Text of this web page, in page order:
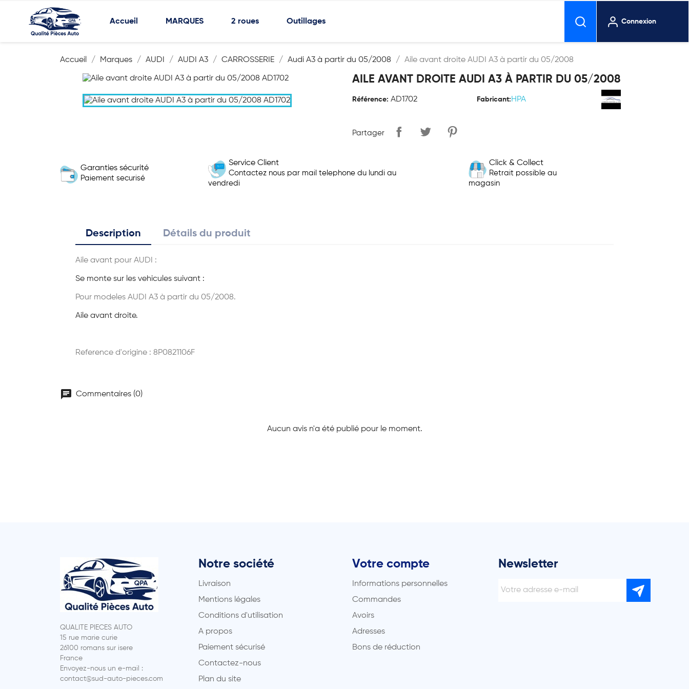
Accueil MARQUES 2 roues Outillages Connexion
Accueil Marques AUDI AUDI A3 CARROSSERIE Audi A3 à partir du 05/2008 Aile avant droite AUDI A3 à partir du 05/2008
AILE AVANT DROITE AUDI A3 À PARTIR DU 05/2008
Référence: AD1702 Fabricant: HPA
Partager
Garanties sécurité
Paiement securisé
Service Client
Contactez nous par mail telephone du lundi au
vendredi
Click & Collect
Retrait possible au
magasin
Description Détails du produit
Aile avant pour AUDI :
Se monte sur les vehicules suivant :
Pour modeles AUDI A3 à partir du 05/2008.
Aile avant droite.
Reference d'origine : 8P0821106F
chat Commentaires (0)
Aucun avis n'a été publié pour le moment.
QUALITE PIECES AUTO
15 rue marie curie
26100 romans sur isere
France
Envoyez-nous un e-mail :
contact@sud-auto-pieces.com
Notre société
Livraison
Mentions légales
Conditions d'utilisation
A propos
Paiement sécurisé
Contactez-nous
Plan du site
Votre compte
Informations personnelles
Commandes
Avoirs
Adresses
Bons de réduction
Newsletter